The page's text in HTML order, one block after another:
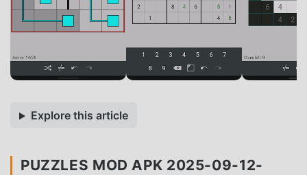
Explore this article
PUZZLES MOD APK 2025-09-12-